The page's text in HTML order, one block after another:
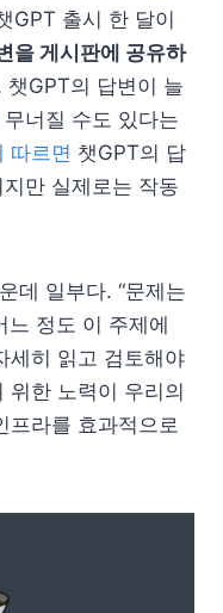
GPT 출시 한 달이
을 게시판에 공유하
챗GPT의 답변이 늘
너질 수도 있다는
따르면 챗GPT의 답
만 실제로는 작동
데 일부다. “문제는
느 정도 이 주제에
세히 읽고 검토해야
위한 노력이 우리의
프라를 효과적으로